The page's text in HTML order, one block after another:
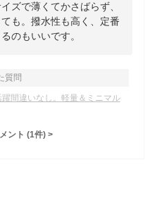
ズで薄くてかさばらず、
も。撥水性も高く、定番
のもいいです。
質問
間違いなし。軽量＆ミニマル
ント (1件) >